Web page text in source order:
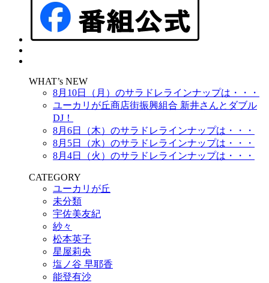
WHAT’s NEW
8月10日（月）のサラドレラインナップは・・・
ユーカリが丘商店街振興組合 新井さんとダブル
DJ！
8月6日（木）のサラドレラインナップは・・・
8月5日（水）のサラドレラインナップは・・・
8月4日（火）のサラドレラインナップは・・・
CATEGORY
ユーカリが丘
未分類
宇佐美友紀
紗々
松本英子
星屋莉央
塩ノ谷 早耶香
能登有沙